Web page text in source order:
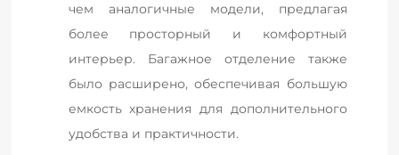
чем аналогичные модели, предлагая
более просторный и комфортный
интерьер. Багажное отделение также
было расширено, обеспечивая большую
емкость хранения для дополнительного
удобства и практичности.